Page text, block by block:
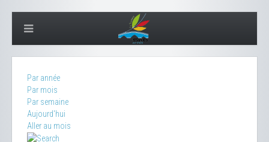
Par année
Par mois
Par semaine
Aujourd'hui
Aller au mois